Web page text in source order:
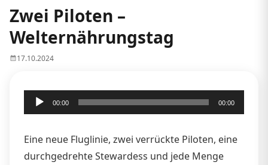
Zwei Piloten –
Welternährungstag
17.10.2024
Audio-
Player
00:00 00:00
Eine neue Fluglinie, zwei verrückte Piloten, eine
durchgedrehte Stewardess und jede Menge